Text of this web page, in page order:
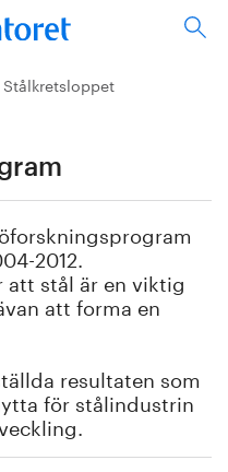
Stålkretsloppet
2012.
att stål är en viktig
att forma en
resultaten som
för stålindustrin